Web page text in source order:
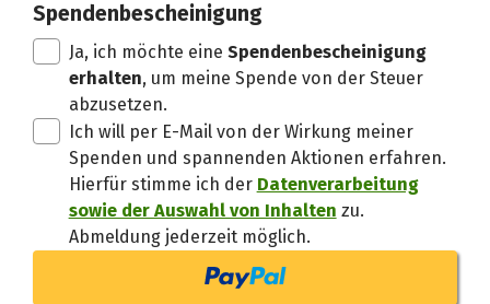
Spendenbescheinigung
Ja, ich möchte eine Spendenbescheinigung
erhalten, um meine Spende von der Steuer
abzusetzen.
Ich will per E-Mail von der Wirkung meiner
Spenden und spannenden Aktionen erfahren.
Hierfür stimme ich der Datenverarbeitung
sowie der Auswahl von Inhalten zu.
Abmeldung jederzeit möglich.